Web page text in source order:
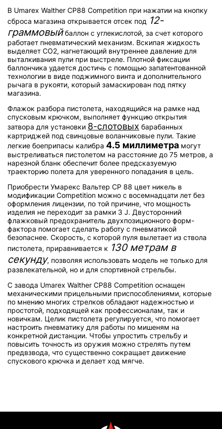
В Umarex Walther CP88 Competition при нажатии на кнопку
сброса магазина открывается отсек под 12-
граммовыйбаллон с углекислотой, за счет которого
работает пневматический механизм. Вскипая жидкость
выделяет CO2, нагнетающий внутреннее давление для
выталкивания пули при выстреле. Плотной фиксации
баллончика удается достичь с помощью запатентованной
технологии в виде поджимного винта и дополнительного
рычага в рукояти, который замаскирован под пятку
магазина.
Флажок разбора пистолета, находящийся на рамке над
спусковым крючком, выполняет функцию открытия
затвора для установки 8-слотовых барабанных
картриджей под свинцовые воланчиковые пули. Такие
легкие боеприпасы калибра 4.5 миллиметра могут
выстреливаться пистолетом на расстояние до 75 метров, а
нарезной бланк обеспечит более предсказуемую
траекторию полета для уверенного попадания в цель.
Приобрести Умарекс Вальтер СР 88 цвет никель в
модификации Competition можно с восемнадцати лет без
оформления лицензии, по той причине, что мощность
изделия не переходит за рамки 3 J. Двусторонний
флажковый предохранитель двухпозиционного форм-
фактора помогает сделать работу с пневматикой
безопаснее. Скорость, с которой пуля вылетает из ствола
пистолета, приравнивается к 130 метрам в
секунду, позволяя использовать модель не только для
развлекательной, но и для спортивной стрельбы.
С завода Umarex Walther CP88 Competition оснащен
механическими прицельными приспособлениями, которые
по мнению многих стрелков обладают надежностью и
простотой, подходящей как профессионалам, так и
новичкам. Целик пистолета регулируется, что помогает
настроить пневматику для работы по мишеням на
конкретной дистанции. Чтобы упростить стрельбу и
повысить точность из оружия можно стрелять путем
предвзвода, что существенно сокращает движение
спускового крючка и делает ход мягче.